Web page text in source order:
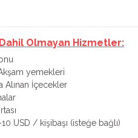
Olmayan Hizmetler:
yemekleri
Alınan İçecekler
USD / kişibaşı (isteğe bağlı)